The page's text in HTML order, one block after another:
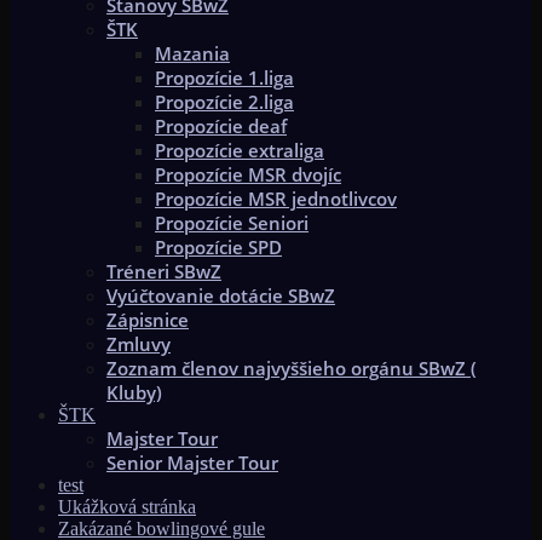
ŠTK
Mazania
Propozície 1.liga
Propozície 2.liga
Propozície deaf
Propozície extraliga
Propozície MSR dvojíc
Propozície MSR jednotlivcov
Propozície Seniori
Propozície SPD
Tréneri SBwZ
Vyúčtovanie dotácie SBwZ
Zápisnice
Zmluvy
Zoznam členov najvyššieho orgánu SBwZ (
Kluby)
ŠTK
Majster Tour
Senior Majster Tour
test
Ukážková stránka
Zakázané bowlingové gule